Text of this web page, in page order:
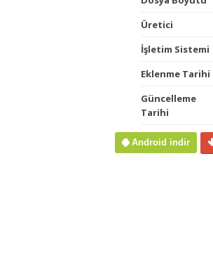
Üretici
İşletim Sistemi
Eklenme Tarihi
Güncelleme
Tarihi
Android indir